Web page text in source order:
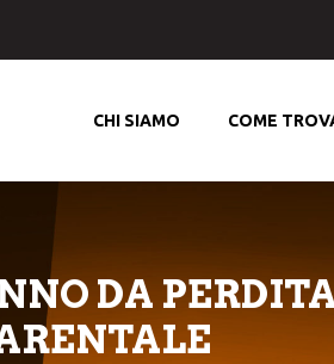
CHI SIAMO COME
DA